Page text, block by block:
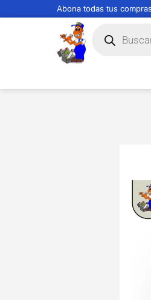
Abona todas tus